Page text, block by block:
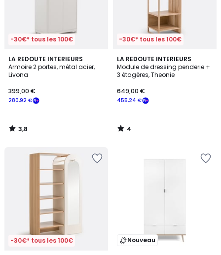
-30€* tous les 100€
LA REDOUTE INTERIEURS
Armoire 2 portes, métal acier,
Livona
280,92 €
399,00 €
3,8
/ 5
3,8
/
-30€* tous les 100€
LA REDOUTE INTERIEURS
Module de dressing penderie +
3 étagères, Theonie
455,24 €
649,00 €
4
/
5
4
/
-30€* tous les 100€ Nouveau